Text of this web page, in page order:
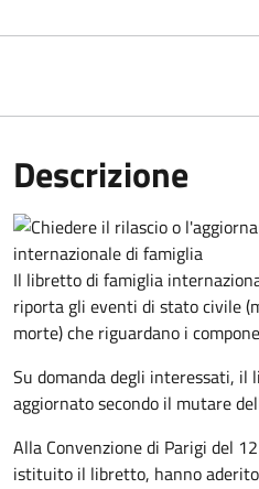
Descrizione
Il libretto di famiglia
riporta gli eventi di stato civile
morte) che riguardano i
Su domanda degli interessati,
aggiornato secondo il mutare
Alla Convenzione di Parigi del
istituito il libretto, hanno